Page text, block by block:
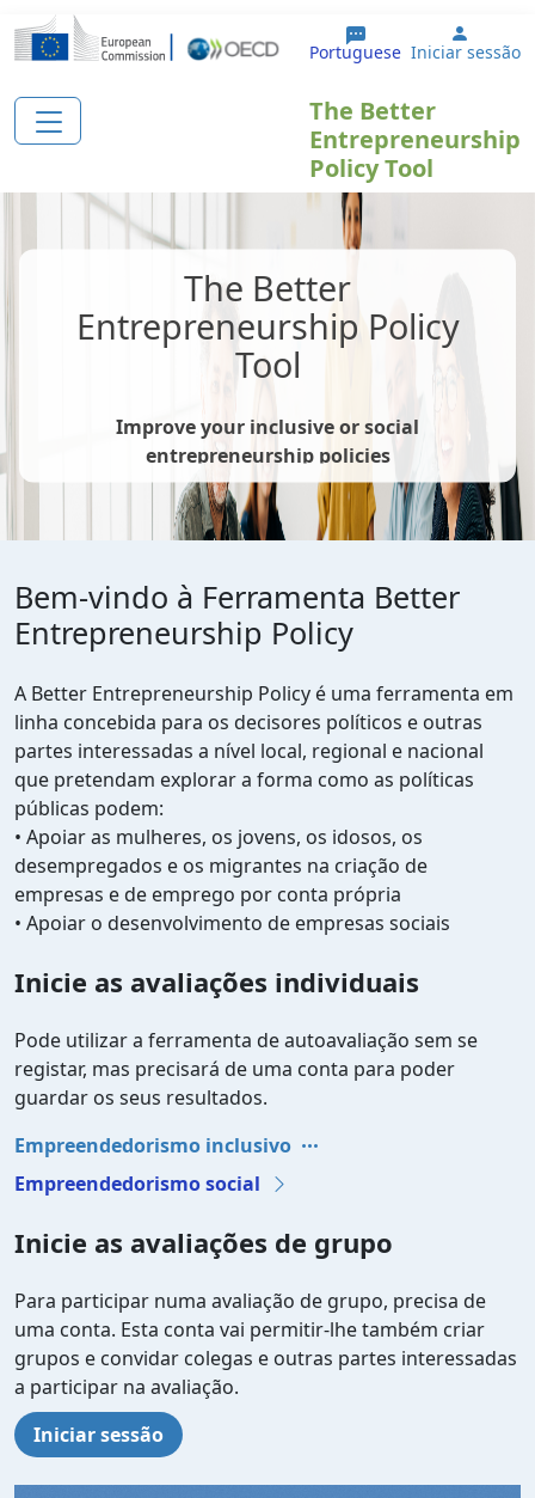
Passar para o conteúdo principal
Portuguese User
Iniciar sessão
The Better
Entrepreneurship
Policy Tool
The Better
Entrepreneurship Policy
Tool
Improve your inclusive or social
entrepreneurship policies
Bem-vindo à Ferramenta Better
Entrepreneurship Policy
A Better Entrepreneurship Policy é uma ferramenta em
linha concebida para os decisores políticos e outras
partes interessadas a nível local, regional e nacional
que pretendam explorar a forma como as políticas
públicas podem:
• Apoiar as mulheres, os jovens, os idosos, os
desempregados e os migrantes na criação de
empresas e de emprego por conta própria
• Apoiar o desenvolvimento de empresas sociais
Inicie as avaliações individuais
Pode utilizar a ferramenta de autoavaliação sem se
registar, mas precisará de uma conta para poder
guardar os seus resultados.
Empreendedorismo inclusivo
Empreendedorismo social
Inicie as avaliações de grupo
Para participar numa avaliação de grupo, precisa de
uma conta. Esta conta vai permitir-lhe também criar
grupos e convidar colegas e outras partes interessadas
a participar na avaliação.
Iniciar sessão